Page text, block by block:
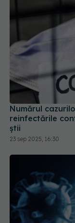
Numărul
reinfectările
știi
23 sep 2025, 16:30